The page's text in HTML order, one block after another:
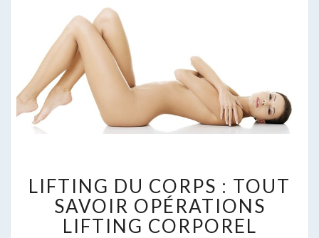
DU
CORPS
TOUT
LIFTING DU CORPS : TOUT
SAVOIR OPÉRATIONS
LIFTING CORPOREL